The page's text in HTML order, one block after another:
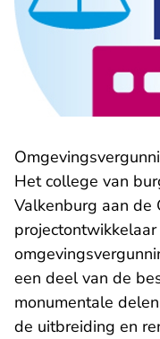
Het college van
Valkenburg aan de
een deel van de
monumentale
de uitbreiding en